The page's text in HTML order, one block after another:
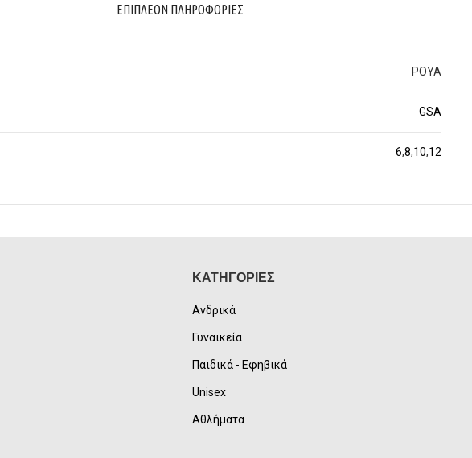
ΕΠΙΠΛΈΟΝ ΠΛΗΡΟΦΟΡΊΕΣ
ΡΟΥΑ
GSA
6,8,10,12
ΚΑΤΗΓΟΡΙΕΣ
Ανδρικά
Γυναικεία
Παιδικά - Εφηβικά
Unisex
Αθλήματα